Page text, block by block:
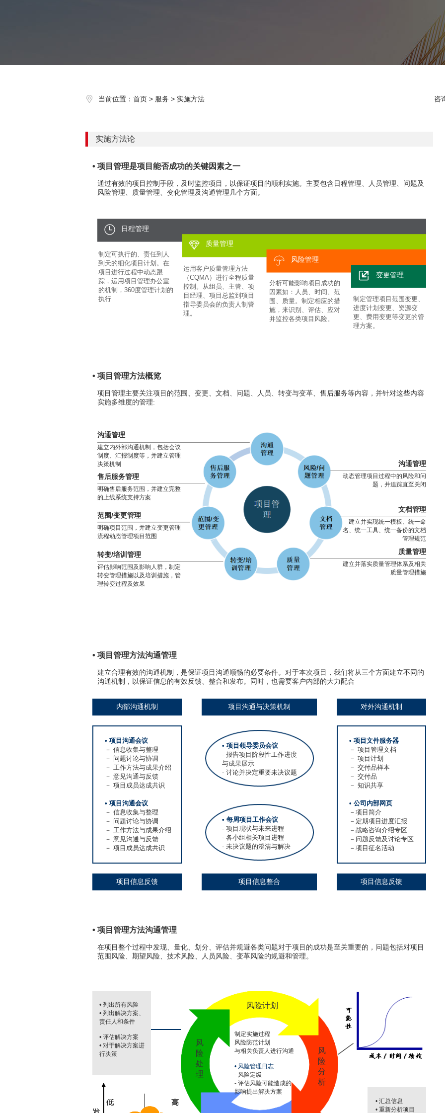
当前位置：首页 > 服务 > 实施方法 咨
实施方法论
• 项目管理是项目能否成功的关键因素之一
通过有效的项目控制手段，及时监控项目，以保证项目的顺利实施。主要包含日程管理、人员管理、问题及
风险管理、质量管理、变化管理及沟通管理几个方面。
日程管理
质量管理
风险管理
变更管理
制定可执行的、责任到人
到天的细化项目计划。在
项目进行过程中动态跟
踪，运用项目管理办公室
的机制，360度管理计划的
执行
运用客户质量管理方法
（CQMA）进行全程质量
控制。从组员、主管、项
目经理、项目总监到项目
指导委员会的负责人制管
理。
分析可能影响项目成功的
因素如：人员、时间、范
围、质量。制定相应的措
施，来识别、评估、应对
并监控各类项目风险。
制定管理项目范围变更、
进度计划变更、资源变
更、费用变更等变更的管
理方案。
• 项目管理方法概览
项目管理主要关注项目的范围、变更、文档、问题、人员、转变与变革、售后服务等内容，并针对这些内容
实施多维度的管理:
沟通管理
建立内外部沟通机制，包括会议
制度、汇报制度等，并建立管理
决策机制
售后服务管理
明确售后服务范围，并建立完整
的上线系统支持方案
范围/变更管理
明确项目范围，并建立变更管理
流程动态管理项目范围
转变/培训管理
评估影响范围及影响人群，制定
转变管理措施以及培训措施，管
理转变过程及效果
沟通管理
动态管理项目过程中的风险和问
题，并追踪直至关闭
文档管理
建立并实现统一模板、统一命
名、统一工具、统一备份的文档
管理规范
质量管理
建立并落实质量管理体系及相关
质量管理措施
• 项目管理方法沟通管理
建立合理有效的沟通机制，是保证项目沟通顺畅的必要条件。对于本次项目，我们将从三个方面建立不同的
沟通机制，以保证信息的有效反馈、整合和发布。同时，也需要客户内部的大力配合
内部沟通机制
• 项目沟通会议
－ 信息收集与整理
－ 问题讨论与协调
－ 工作方法与成果介绍
－ 意见沟通与反馈
－ 项目成员达成共识
• 项目沟通会议
－ 信息收集与整理
－ 问题讨论与协调
－ 工作方法与成果介绍
－ 意见沟通与反馈
－ 项目成员达成共识
项目信息反馈
项目沟通与决策机制
• 项目领导委员会议
- 报告项目阶段性工作进度
与成果展示
- 讨论并决定重要未决议题
• 每周项目工作会议
- 项目现状与未来进程
- 各小组相关项目进程
- 未决议题的澄清与解决
项目信息整合
对外沟通机制
• 项目文件服务器
－ 项目管理文档
－ 项目计划
－ 交付品样本
－ 交付品
－ 知识共享
• 公司内部网页
－项目简介
－定期项目进度汇报
－战略咨询介绍专区
－问题反馈及讨论专区
－项目征名活动
项目信息反馈
• 项目管理方法沟通管理
在项目整个过程中发现、量化、划分、评估并规避各类问题对于项目的成功是至关重要的，问题包括对项目
范围风险、期望风险、技术风险、人员风险、变革风险的规避和管理。
风险计划
风
险
分
析
风
险
处
理
制定实施过程
风险防范计划
与相关负责人进行沟通
• 风险管理日志
- 风险定级
- 评估风险可能造成的
影响提出解决方案
• 列出所有风险
• 列出解决方案、
责任人和条件
• 评估解决方案
• 对于解决方案进
行决策
• 汇总信息
• 重新分析项目